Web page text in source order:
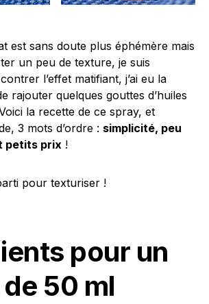
est sans doute plus éphémère mais
un peu de texture, je suis
l’effet matifiant, j’ai eu la
rajouter quelques gouttes d’huiles
la recette de ce spray, et
3 mots d’ordre : simplicité, peu
petits prix !
pour texturiser !
pour un
50 ml